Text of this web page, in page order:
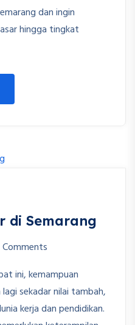
dan ingin
hingga tingkat
di Semarang
ini, kemampuan
sekadar nilai tambah,
kerja dan pendidikan.